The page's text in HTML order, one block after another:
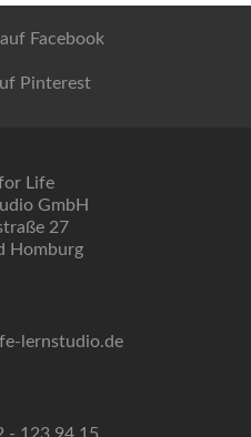
Facebook
Pinterest
Life
GmbH
27
Homburg
lernstudio.de